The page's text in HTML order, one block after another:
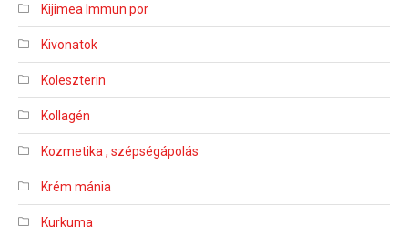
Kijimea Immun por
Kivonatok
Koleszterin
Kollagén
Kozmetika , szépségápolás
Krém mánia
Kurkuma